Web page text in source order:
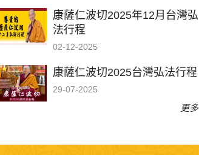
康薩仁波切2025年12月台灣弘
法行程
02-12-2025
康薩仁波切2025台灣弘法行程
29-07-2025
更多